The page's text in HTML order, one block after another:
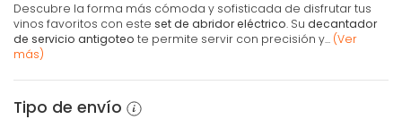
Descubre la forma más cómoda y sofisticada de disfrutar tus
vinos favoritos con este set de abridor eléctrico. Su decantador
de servicio antigoteo te permite servir con precisión y... (Ver
más)
Tipo de envío